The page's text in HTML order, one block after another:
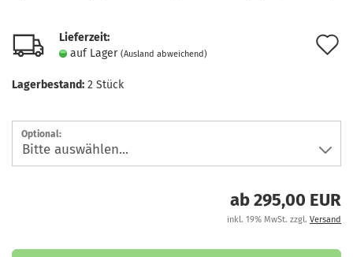
Lieferzeit:
auf Lager (Ausland abweichend)
Lagerbestand: 2 Stück
Optional:
ab 295,00 EUR
inkl. 19% MwSt. zzgl. Versand